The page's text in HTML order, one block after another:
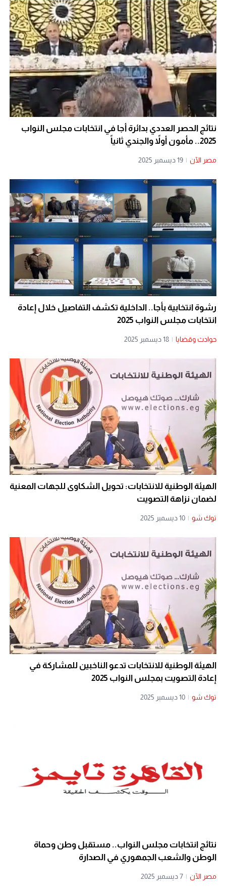
نتائج الحصر العددي بدائرة أجا في انتخابات مجلس النواب
2025.. مأمون أولاً والجندي ثانياً
مصر الآن | 19 ديسمبر 2025
رشوة انتخابية بأجا.. الداخلية تكشف التفاصيل خلال إعادة
انتخابات مجلس النواب 2025
حوادث وقضايا | 18 ديسمبر 2025
الهيئة الوطنية للانتخابات: تحويل الشكاوى للجهات المعنية
لضمان نزاهة التصويت
توك شو | 10 ديسمبر 2025
الهيئة الوطنية للانتخابات تدعو الناخبين للمشاركة في
إعادة التصويت بمجلس النواب 2025
توك شو | 10 ديسمبر 2025
نتائج انتخابات مجلس النواب.. مستقبل وطن وحماة
الوطن والشعب الجمهوري في الصدارة
مصر الآن | 7 ديسمبر 2025